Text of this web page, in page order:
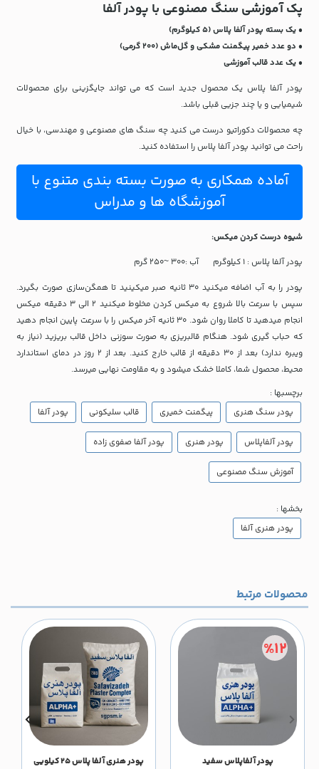
پک آموزشی سنگ مصنوعی با پودر آلفا
• یک بسته پودر آلفا پلاس (۵ کیلوگرم)
• دو عدد خمیر پیگمنت مشکی و گل‌ماش (۲۰۰ گرمی)
• یک عدد قالب آموزشی
پودر آلفا پلاس یک محصول جدید است که می تواند جایگزینی برای محصولات
شیمیایی و یا چند جزیی قبلی باشد.
چه محصولات دکوراتیو درست می کنید چه سنگ های مصنوعی و مهندسی، با خیال
راحت می توانید پودر آلفا پلاس را استفاده کنید.
آماده همکاری به صورت بسته بندی متنوع با
آموزشگاه ها و مدراس
شیوه درست کردن میکس:
پودر آلفا پلاس : 1 کیلوگرم آب :300 ~250 گرم
پودر را به آب اضافه میکنید 30 ثانیه صبر میکینید تا همگن‌سازی صورت بگیرد.
سپس با سرعت بالا شروع به میکس کردن مخلوط میکنید 2 الی 3 دقیقه میکس
انجام میدهید تا کاملا روان شود. 30 ثانیه آخر میکس را با سرعت پایین انجام دهید
که حباب گیری شود. هنگام قالبریزی به صورت سوزنی داخل قالب بریزید (نیاز به
ویبره ندارد) بعد از 30 دقیقه از قالب خارج کنید. بعد از 2 روز در دمای استاندارد
محیط، محصول شما، کاملا خشک میشود و به مقاومت نهایی میرسد.
برچسبها :
پودر سنگ هنری
پیگمنت خمیری قالب سلیکونی پودر آلفا
پودر آلفاپلاس پودر هنری پودر آلفا صفوی زاده
آموزش سنگ مصنوعی
بخشها :
پودر هنری آلفا
محصولات مرتبط
%12
پودر آلفاپلاس سفید
پودر هنری آلفا پلاس 25 کیلویی